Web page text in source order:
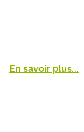
En savoir plus...